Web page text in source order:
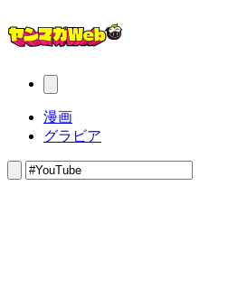
漫画
グラビア